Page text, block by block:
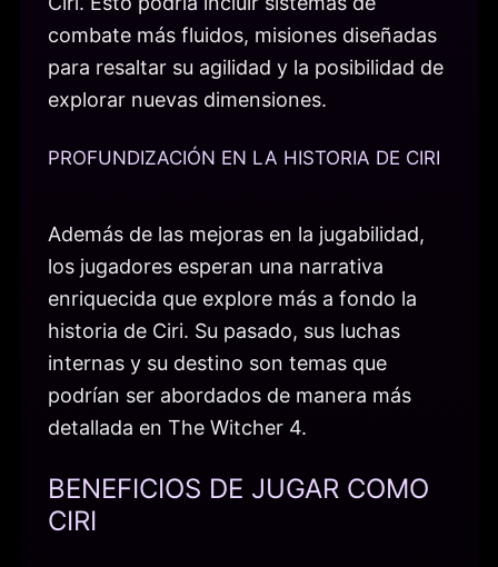
combate más fluidos, misiones diseñadas
para resaltar su agilidad y la posibilidad de
explorar nuevas dimensiones.
PROFUNDIZACIÓN EN LA HISTORIA DE CIRI
Además de las mejoras en la jugabilidad,
los jugadores esperan una narrativa
enriquecida que explore más a fondo la
historia de Ciri. Su pasado, sus luchas
internas y su destino son temas que
podrían ser abordados de manera más
detallada en The Witcher 4.
BENEFICIOS DE JUGAR COMO
CIRI